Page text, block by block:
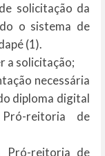
solicitação da
o sistema de
(1).
a solicitação;
necessária
diploma digital
reitoria de
Pró-reitoria de